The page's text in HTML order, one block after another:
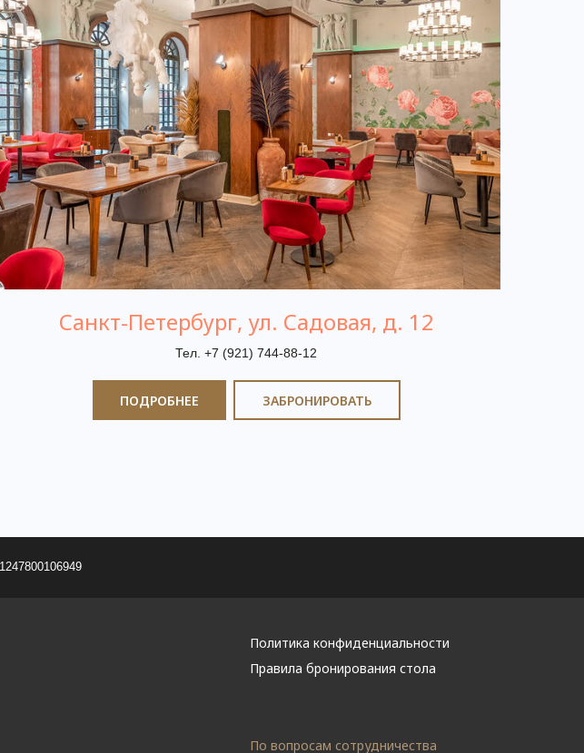
Санкт-Петербург, ул. Садовая, д. 12
Тел. +7 (921) 744-88-12
ПОДРОБНЕЕ ЗАБРОНИРОВАТЬ
Политика конфиденциальности
Правила бронирования стола
По вопросам сотрудничества